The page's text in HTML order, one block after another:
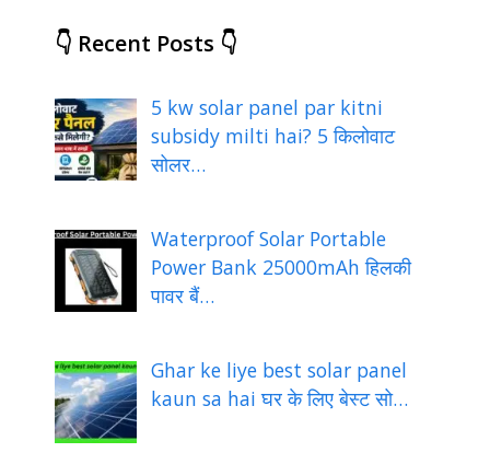
👇 Recent Posts 👇
5 kw solar panel par kitni
subsidy milti hai? 5 किलोवाट
सोलर…
Waterproof Solar Portable
Power Bank 25000mAh हिलकी
पावर बैं…
Ghar ke liye best solar panel
kaun sa hai घर के लिए बेस्ट सो…